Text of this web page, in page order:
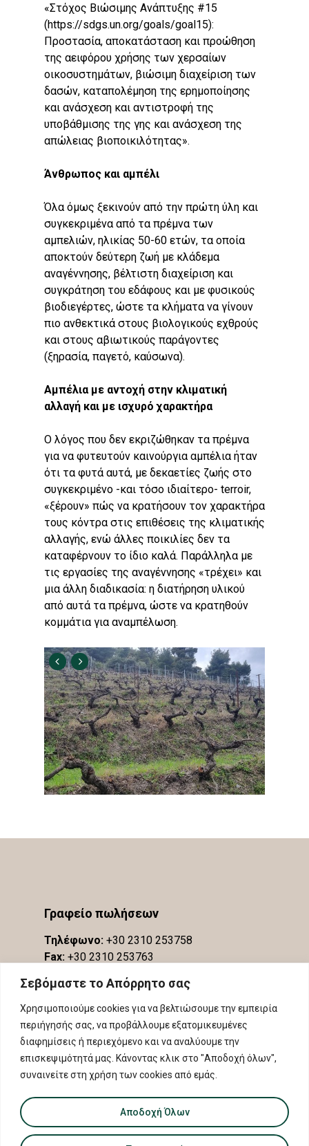
Σεβόμαστε το Απόρρητο σας
Χρησιμοποιούμε cookies για να βελτιώσουμε την εμπειρία
περιήγησής σας, να προβάλλουμε εξατομικευμένες
διαφημίσεις ή περιεχόμενο και να αναλύουμε την
επισκεψιμότητά μας. Κάνοντας κλικ στο "Αποδοχή όλων",
συναινείτε στη χρήση των cookies από εμάς.
Αποδοχή Όλων
«Στόχος Βιώσιμης Ανάπτυξης #15
(https://sdgs.un.org/goals/goal15):
Προστασία, αποκατάσταση και προώθηση
της αειφόρου χρήσης των χερσαίων
οικοσυστημάτων, βιώσιμη διαχείριση των
δασών, καταπολέμηση της ερημοποίησης
και ανάσχεση και αντιστροφή της
υποβάθμισης της γης και ανάσχεση της
απώλειας βιοποικιλότητας».
Άνθρωπος και αμπέλι
Όλα όμως ξεκινούν από την πρώτη ύλη και
συγκεκριμένα από τα πρέμνα των
αμπελιών, ηλικίας 50-60 ετών, τα οποία
αποκτούν δεύτερη ζωή με κλάδεμα
αναγέννησης, βέλτιστη διαχείριση και
συγκράτηση του εδάφους και με φυσικούς
βιοδιεγέρτες, ώστε τα κλήματα να γίνουν
πιο ανθεκτικά στους βιολογικούς εχθρούς
και στους αβιωτικούς παράγοντες
(ξηρασία, παγετό, καύσωνα).
Αμπέλια με αντοχή στην κλιματική
αλλαγή και με ισχυρό χαρακτήρα
O λόγος που δεν εκριζώθηκαν τα πρέμνα
για να φυτευτούν καινούργια αμπέλια ήταν
ότι τα φυτά αυτά, με δεκαετίες ζωής στο
συγκεκριμένο -και τόσο ιδιαίτερο- terroir,
«ξέρουν» πώς να κρατήσουν τον χαρακτήρα
τους κόντρα στις επιθέσεις της κλιματικής
αλλαγής, ενώ άλλες ποικιλίες δεν τα
καταφέρνουν το ίδιο καλά. Παράλληλα με
τις εργασίες της αναγέννησης «τρέχει» και
μια άλλη διαδικασία: η διατήρηση υλικού
από αυτά τα πρέμνα, ώστε να κρατηθούν
κομμάτια για αναμπέλωση.
Γραφείο πωλήσεων
Τηλέφωνο: +30 2310 253758
Fax: +30 2310 253763
© 2026 ΠΟΠ Πλαγιές Μελίτωνα - ΠΓΕ Σιθωνία.
The Castle
Unit 345
2500 Castle Dr
Manhattan, NY
T:+216 (0)40 3629 4753
E:hello@themenectar.com